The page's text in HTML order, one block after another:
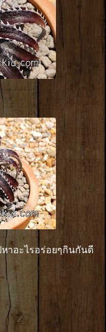
าอะไรอร่อยๆกินกันดี